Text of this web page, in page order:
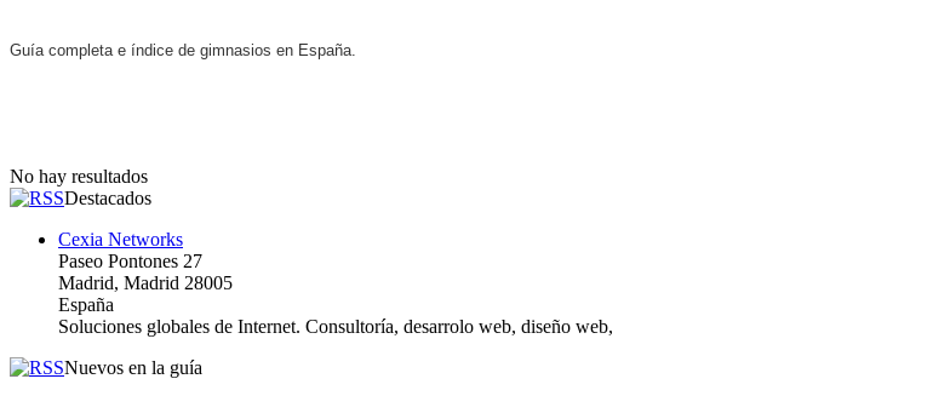
Guía completa e índice de gimnasios en España.
No hay resultados
Destacados
Cexia Networks
Paseo Pontones 27
Madrid, Madrid 28005
España
Soluciones globales de Internet. Consultoría, desarrolo web, diseño web,
Nuevos en la guía